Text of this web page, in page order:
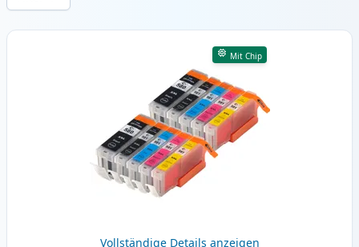
Produkte
Mit Chip
Vollständige Details anzeigen